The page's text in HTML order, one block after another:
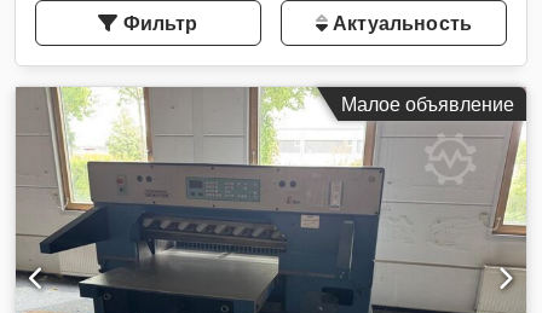
Фильтр Актуальность
Малое объявление